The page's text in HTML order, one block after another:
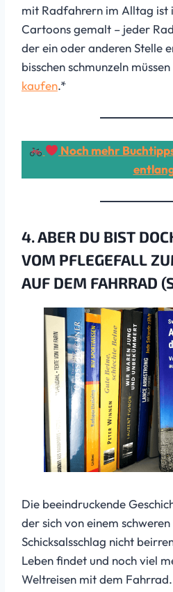
mit Radfahrern im Alltag ist
Cartoons gemalt – jeder
der ein oder anderen Stelle
bisschen schmunzeln müssen
kaufen.*
Noch mehr
4. ABER DU BIST
VOM PFLEGEFALL
AUF DEM FAHRRAD
Die beeindruckende
der sich von einem
Schicksalsschlag nicht
Leben findet und noch viel
Weltreisen mit dem Fahrrad.